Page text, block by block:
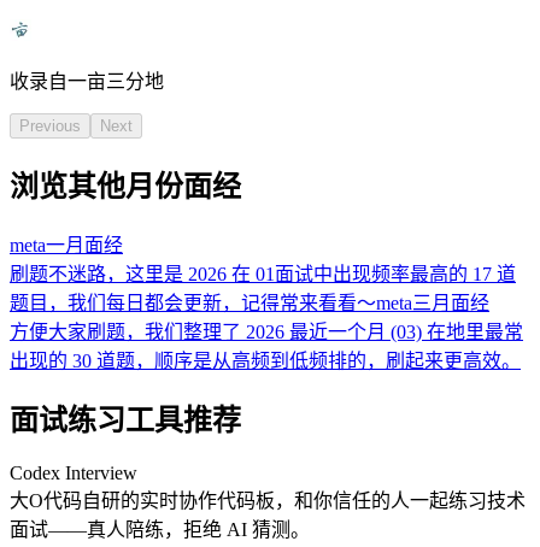
收录自一亩三分地
Previous Next
浏览其他月份面经
meta一月 面经
刷题不迷路，这里是 2026 在 01面试中出现频率最高的 17 道
题目，我们每日都会更新，记得常来看看～meta三月 面经
方便大家刷题，我们整理了 2026 最近一个月 (03) 在地里最常
出现的 30 道题，顺序是从高频到低频排的，刷起来更高效。
面试练习工具推荐
Codex Interview
大O代码自研的实时协作代码板，和你信任的人一起练习技术
面试——真人陪练，拒绝 AI 猜测。